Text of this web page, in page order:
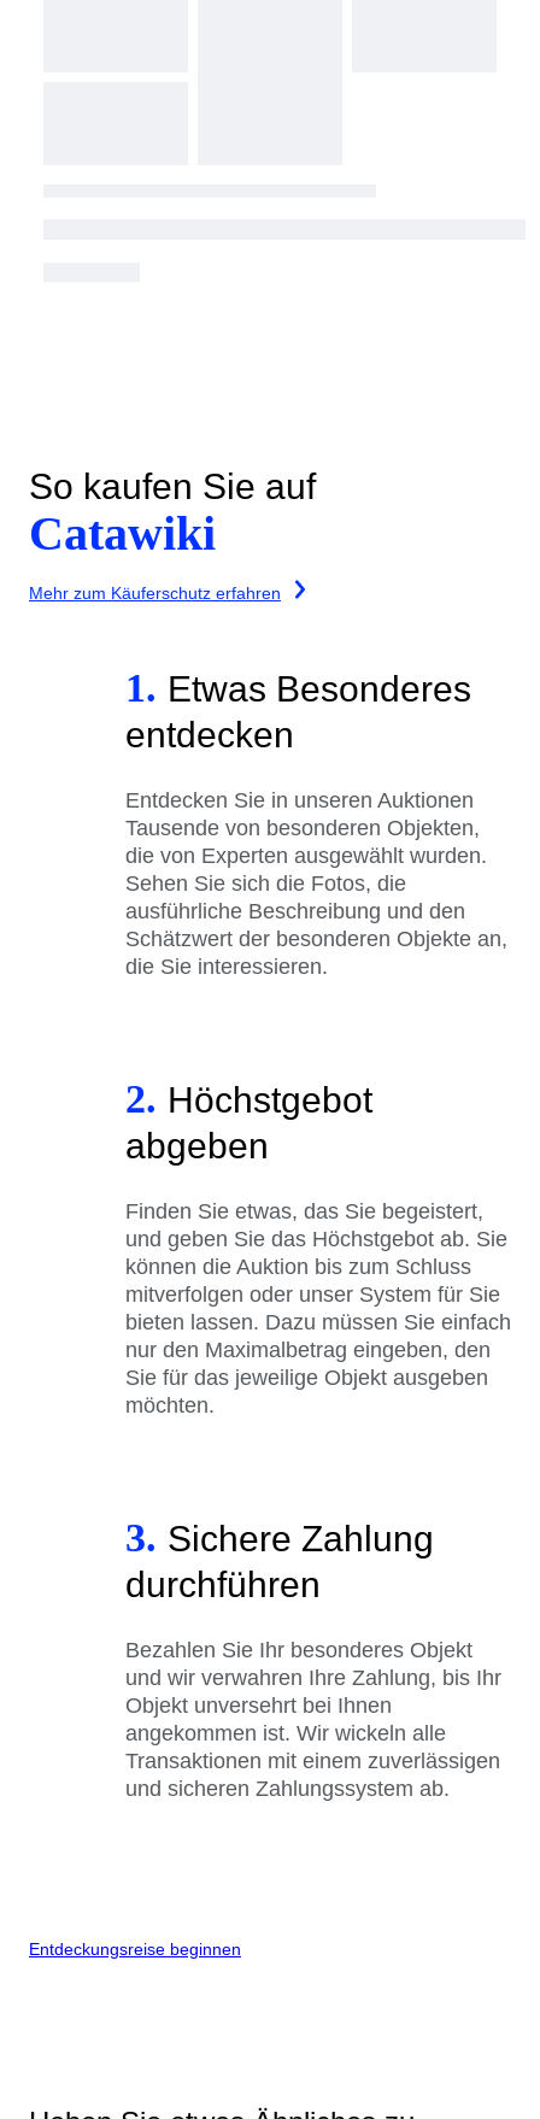
So kaufen Sie auf
Catawiki
Mehr zum Käuferschutz erfahren
1. Etwas Besonderes
entdecken
Entdecken Sie in unseren Auktionen
Tausende von besonderen Objekten,
die von Experten ausgewählt wurden.
Sehen Sie sich die Fotos, die
ausführliche Beschreibung und den
Schätzwert der besonderen Objekte an,
die Sie interessieren.
2. Höchstgebot
abgeben
Finden Sie etwas, das Sie begeistert,
und geben Sie das Höchstgebot ab. Sie
können die Auktion bis zum Schluss
mitverfolgen oder unser System für Sie
bieten lassen. Dazu müssen Sie einfach
nur den Maximalbetrag eingeben, den
Sie für das jeweilige Objekt ausgeben
möchten.
3. Sichere Zahlung
durchführen
Bezahlen Sie Ihr besonderes Objekt
und wir verwahren Ihre Zahlung, bis Ihr
Objekt unversehrt bei Ihnen
angekommen ist. Wir wickeln alle
Transaktionen mit einem zuverlässigen
und sicheren Zahlungssystem ab.
Entdeckungsreise beginnen